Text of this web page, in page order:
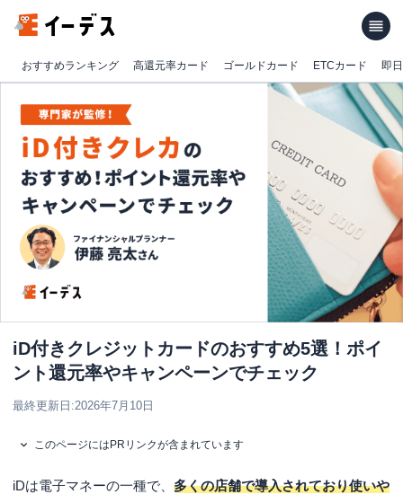
おすすめランキング 高還元率カード ゴールドカード ETCカード 即
iD付きクレジットカードのおすすめ5選！ポイ
ント還元率やキャンペーンでチェック
最終更新日:2026年7月10日
このページにはPRリンクが含まれています
iDは電子マネーの一種で、 多くの店舗で導入されており使いや